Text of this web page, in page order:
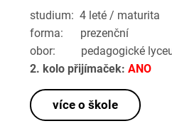
studium: 4 leté / maturita
forma: prezenční
obor: pedagogické
2. kolo přijímaček: ANO
více o škole